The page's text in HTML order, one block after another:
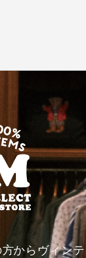
からヴィン